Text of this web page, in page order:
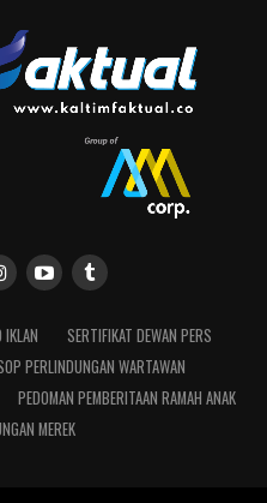
IKLAN
SERTIFIKAT DEWAN PERS
PERLINDUNGAN WARTAWAN
PEDOMAN PEMBERITAAN RAMAH ANAK
MEREK